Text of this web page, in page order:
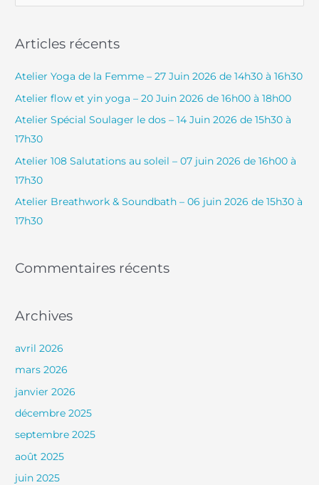
h
h
e
r
:
Articles récents
Atelier Yoga de la Femme – 27 Juin 2026 de 14h30 à 16h30
Atelier flow et yin yoga – 20 Juin 2026 de 16h00 à 18h00
Atelier Spécial Soulager le dos – 14 Juin 2026 de 15h30 à
17h30
Atelier 108 Salutations au soleil – 07 juin 2026 de 16h00 à
17h30
Atelier Breathwork & Soundbath – 06 juin 2026 de 15h30 à
17h30
Commentaires récents
Archives
avril 2026
mars 2026
janvier 2026
décembre 2025
septembre 2025
août 2025
juin 2025